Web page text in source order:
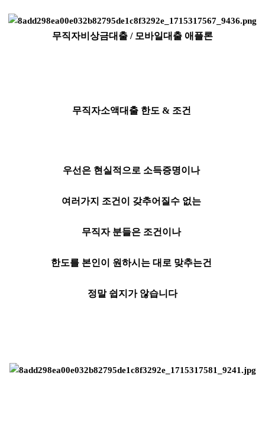
무직자비상금대출 / 모바일대출 애플론
무직자소액대출 한도 & 조건
우선은 현실적으로 소득증명이나
여러가지 조건이 갖추어질수 없는
무직자 분들은 조건이나
한도를 본인이 원하시는 대로 맞추는건
정말 쉽지가 않습니다